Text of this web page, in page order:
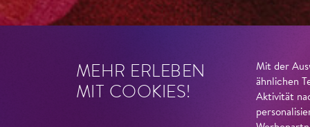
MEHR ERLEBEN
MIT COOKIES!
Mit der
ähnlichen
Aktivität